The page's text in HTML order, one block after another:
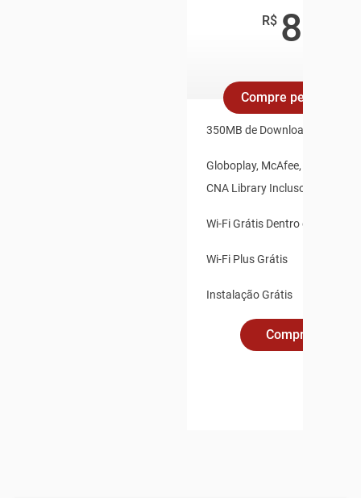
R$ 89
Compre pelo
350MB de Download e 35MB
Globoplay, McAfee, Claro
CNA Library Inclusos
Wi-Fi Grátis Dentro e Fora de
Wi-Fi Plus Grátis
Instalação Grátis
Compre Online